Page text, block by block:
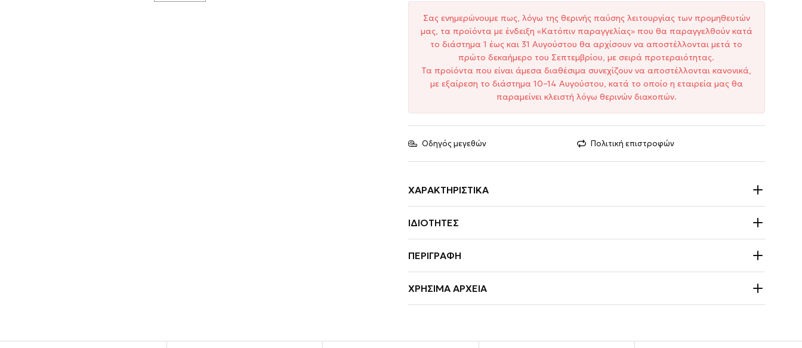
Σας ενημερώνουμε πως, λόγω της θερινής παύσης λειτουργίας των προμηθευτών
μας, τα προϊόντα με ένδειξη «Κατόπιν παραγγελίας» που θα παραγγελθούν κατά
το διάστημα 1 έως και 31 Αυγούστου θα αρχίσουν να αποστέλλονται μετά το
πρώτο δεκαήμερο του Σεπτεμβρίου, με σειρά προτεραιότητας.
Τα προϊόντα που είναι άμεσα διαθέσιμα συνεχίζουν να αποστέλλονται κανονικά,
με εξαίρεση το διάστημα 10–14 Αυγούστου, κατά το οποίο η εταιρεία μας θα
παραμείνει κλειστή λόγω θερινών διακοπών.
Οδηγός μεγεθών Πολιτική επιστροφών
ΧΑΡΑΚΤΗΡΙΣΤΙΚΆ
ΙΔΙΌΤΗΤΕΣ
ΠΕΡΙΓΡΑΦΉ
ΧΡΉΣΙΜΑ ΑΡΧΕΊΑ